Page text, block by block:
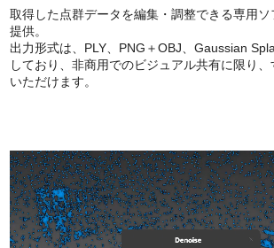
取得した点群データを編集・調整できる専用
提供。
出力形式は、PLY、PNG＋OBJ、Gaussian
しており、非商用でのビジュアル共有に限り
いただけます。